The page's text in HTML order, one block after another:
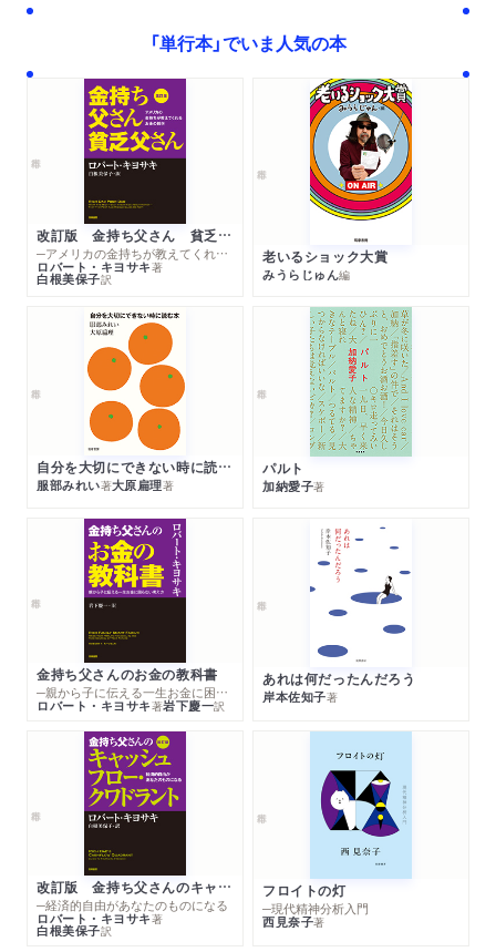
「単行本」でいま人気の本
改訂版 金持ち父さん 貧乏父さん
─アメリカの金持ちが教えてくれるお金の哲学
ロバート・キヨサキ著
白根美保子訳
老いるショック大賞
みうらじゅん編
自分を大切にできない時に読む本
服部みれい著大原扁理著
パルト
加納愛子著
金持ち父さんのお金の教科書
─親から子に伝える一生お金に困らない考え方
ロバート・キヨサキ著岩下慶一訳
あれは何だったんだろう
岸本佐知子著
改訂版 金持ち父さんのキャッシュフロー・クワドラント
─経済的自由があなたのものになる
ロバート・キヨサキ著
白根美保子訳
フロイトの灯
─現代精神分析入門
西見奈子著